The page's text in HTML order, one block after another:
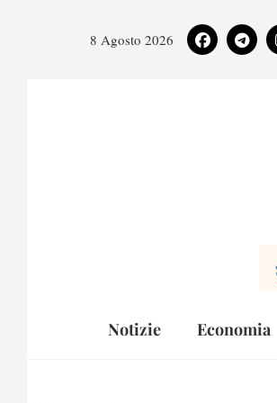
8 Agosto 2026
Notizie Economia